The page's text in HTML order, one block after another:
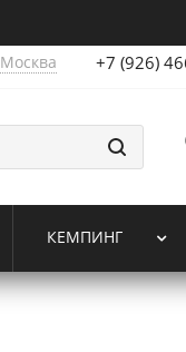
Москва +7 (926)
КЕМПИНГ